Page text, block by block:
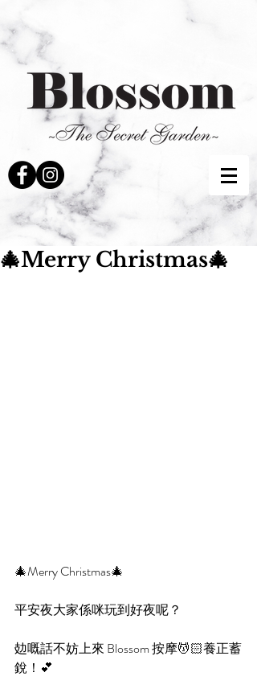
🎄Merry Christmas🎄
🎄Merry Christmas🎄
平安夜大家係咪玩到好夜呢？
攰嘅話不妨上來 Blossom 按摩💆🏻養正蓄
銳！💕